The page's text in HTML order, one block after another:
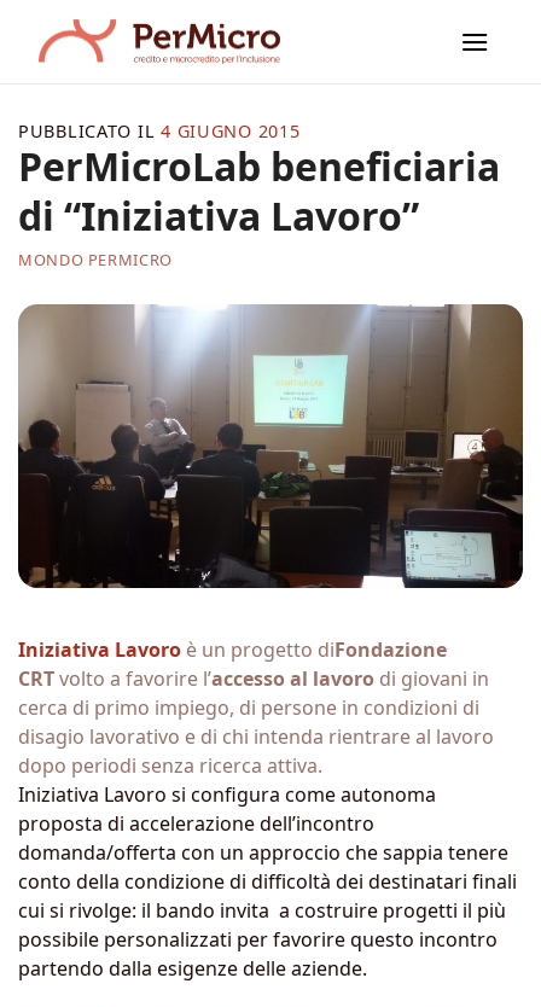
contenuti
MONDO PERMICRO
PerMicroLab beneficiaria
di “Iniziativa Lavoro”
PUBBLICATO IL4 GIUGNO 2015
Iniziativa Lavoro è un progetto diFondazione
CRTvolto a favorire l’accesso al lavoro di giovani in
cerca di primo impiego, di persone in condizioni di
disagio lavorativo e di chi intenda rientrare al lavoro
dopo periodi senza ricerca attiva.
Iniziativa Lavoro si configura come autonoma
proposta di accelerazione dell’incontro
domanda/offerta con un approccio che sappia tenere
conto della condizione di difficoltà dei destinatari finali
cui si rivolge: il bando invita a costruire progetti il più
possibile personalizzati per favorire questo incontro
partendo dalla esigenze delle aziende.